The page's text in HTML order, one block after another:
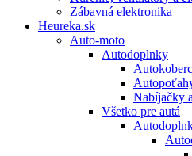
Zábavná elektronika
Heureka.sk
Auto-moto
Autodoplnky
Nabíjačky
Všetko pre autá